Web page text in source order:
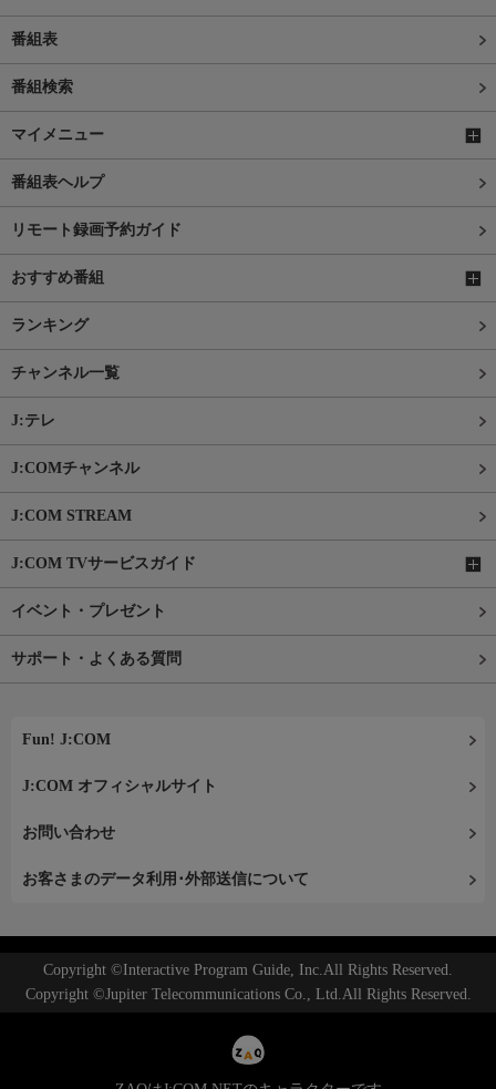
番組表
番組検索
マイメニュー
番組表ヘルプ
リモート録画予約ガイド
おすすめ番組
ランキング
チャンネル一覧
J:テレ
J:COMチャンネル
J:COM STREAM
J:COM TVサービスガイド
イベント・プレゼント
サポート・よくある質問
Fun! J:COM
J:COM オフィシャルサイト
お問い合わせ
お客さまのデータ利用･外部送信について
Copyright ©Interactive Program Guide, Inc.All Rights Reserved.
Copyright ©Jupiter Telecommunications Co., Ltd.All Rights Reserved.